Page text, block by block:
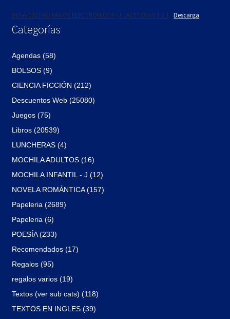
INT-A-002 FAQ PAGOS ELECTRÓNICOS - PLACETOPAY 1 2 1 Descarga
Categorías
Agendas (58)
BOLSOS (9)
CIENCIA FICCIÓN (212)
Descuentos Web (25080)
Juegos (75)
Libros (20539)
LUNCHERAS (4)
MOCHILA ADULTOS (16)
MOCHILA INFANTIL - J (12)
NOVELA ROMÁNTICA (157)
Papeleria (2689)
Papeleria (6)
POESÍA (233)
Recomendados (17)
Regalos (95)
regalos varios (19)
Textos (ver sub cats) (118)
TEXTOS EN INGLES (39)